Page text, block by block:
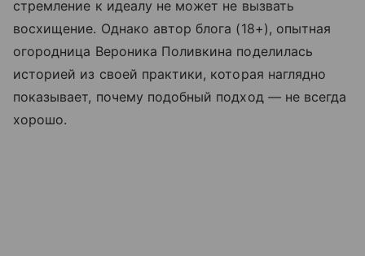
стремление к идеалу не может не вызвать
восхищение. Однако автор блога (18+), опытная
огородница Вероника Поливкина поделилась
историей из своей практики, которая наглядно
показывает, почему подобный подход — не всегда
хорошо.